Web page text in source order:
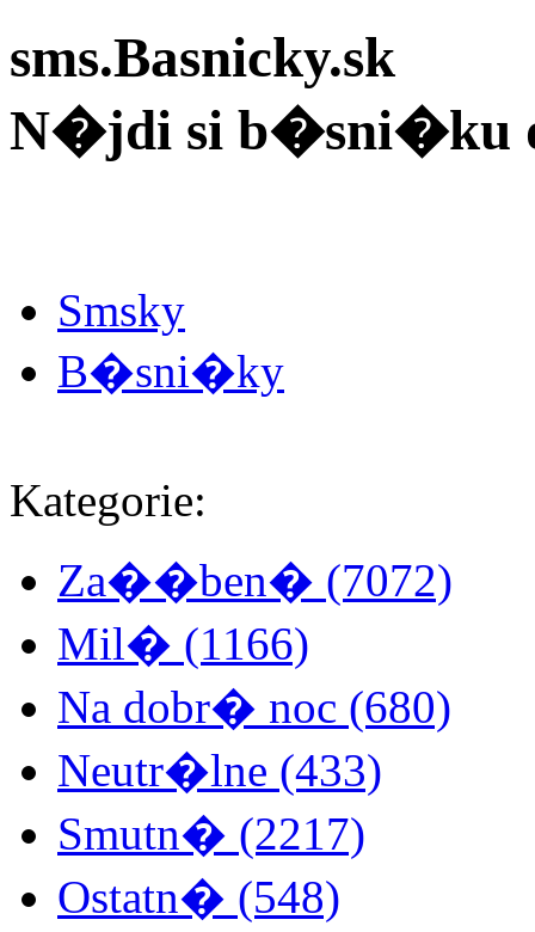
sms.Basnicky.sk
N�jdi si b�sni�ku
Smsky
B�sni�ky
Kategorie:
Za��ben� (7072)
Mil� (1166)
Na dobr� noc (680)
Neutr�lne (433)
Smutn� (2217)
Ostatn� (548)